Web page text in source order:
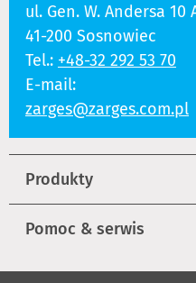
ul. Gen. W. Andersa 10
41-200 Sosnowiec
Tel.: +48-32 292 53 70
E-mail:
zarges@zarges.com.pl
Produkty
Pomoc & serwis